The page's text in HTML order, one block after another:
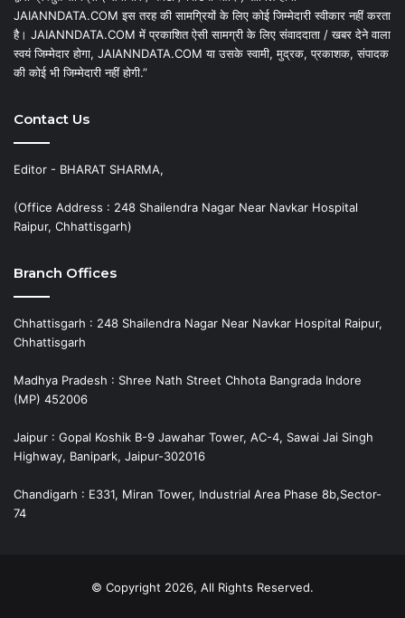
JAIANNDATA.COM इस तरह की सामग्रियों के लिए कोई जिम्मेदारी स्वीकार नहीं करता
है। JAIANNDATA.COM में प्रकाशित ऐसी सामग्री के लिए संवाददाता / खबर देने वाला
स्वयं जिम्मेदार होगा, JAIANNDATA.COM या उसके स्वामी, मुद्रक, प्रकाशक, संपादक
की कोई भी जिम्मेदारी नहीं होगी.”
Contact Us
Editor - BHARAT SHARMA,
(Office Address : 248 Shailendra Nagar Near Navkar Hospital
Raipur, Chhattisgarh)
Branch Offices
Chhattisgarh : 248 Shailendra Nagar Near Navkar Hospital Raipur,
Chhattisgarh
Madhya Pradesh : Shree Nath Street Chhota Bangrada Indore
(MP) 452006
Jaipur : Gopal Koshik B-9 Jawahar Tower, AC-4, Sawai Jai Singh
Highway, Banipark, Jaipur-302016
Chandigarh : E331, Miran Tower, Industrial Area Phase 8b,Sector-
74
© Copyright 2026, All Rights Reserved.